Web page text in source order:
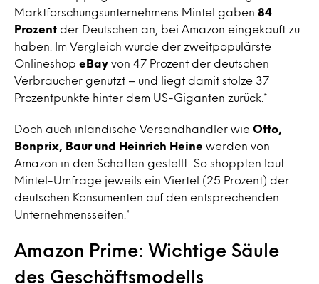
Marktforschungsunternehmens Mintel gaben 84
Prozent der Deutschen an, bei Amazon eingekauft zu
haben. Im Vergleich wurde der zweitpopulärste
Onlineshop eBay von 47 Prozent der deutschen
Verbraucher genutzt – und liegt damit stolze 37
Prozentpunkte hinter dem US-Giganten zurück.*
Doch auch inländische Versandhändler wie Otto,
Bonprix, Baur und Heinrich Heine werden von
Amazon in den Schatten gestellt: So shoppten laut
Mintel-Umfrage jeweils ein Viertel (25 Prozent) der
deutschen Konsumenten auf den entsprechenden
Unternehmensseiten.*
Amazon Prime: Wichtige Säule
des Geschäftsmodells